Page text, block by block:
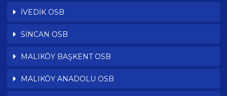
İVEDİK OSB
SİNCAN OSB
MALIKÖY BAŞKENT OSB
MALIKÖY ANADOLU OSB